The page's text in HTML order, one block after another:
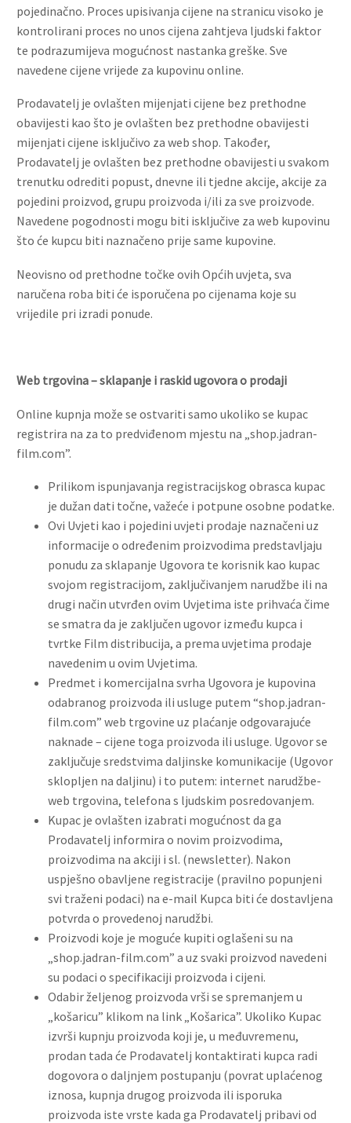
pojedinačno. Proces upisivanja cijene na stranicu visoko je
kontrolirani proces no unos cijena zahtjeva ljudski faktor
te podrazumijeva mogućnost nastanka greške. Sve
navedene cijene vrijede za kupovinu online.
Prodavatelj je ovlašten mijenjati cijene bez prethodne
obavijesti kao što je ovlašten bez prethodne obavijesti
mijenjati cijene isključivo za web shop. Također,
Prodavatelj je ovlašten bez prethodne obavijesti u svakom
trenutku odrediti popust, dnevne ili tjedne akcije, akcije za
pojedini proizvod, grupu proizvoda i/ili za sve proizvode.
Navedene pogodnosti mogu biti isključive za web kupovinu
što će kupcu biti naznačeno prije same kupovine.
Neovisno od prethodne točke ovih Općih uvjeta, sva
naručena roba biti će isporučena po cijenama koje su
vrijedile pri izradi ponude.
Web trgovina – sklapanje i raskid ugovora o prodaji
Online kupnja može se ostvariti samo ukoliko se kupac
registrira na za to predviđenom mjestu na „shop.jadran-
film.com”.
Prilikom ispunjavanja registracijskog obrasca kupac
je dužan dati točne, važeće i potpune osobne podatke.
Ovi Uvjeti kao i pojedini uvjeti prodaje naznačeni uz
informacije o određenim proizvodima predstavljaju
ponudu za sklapanje Ugovora te korisnik kao kupac
svojom registracijom, zaključivanjem narudžbe ili na
drugi način utvrđen ovim Uvjetima iste prihvaća čime
se smatra da je zaključen ugovor između kupca i
tvrtke Film distribucija, a prema uvjetima prodaje
navedenim u ovim Uvjetima.
Predmet i komercijalna svrha Ugovora je kupovina
odabranog proizvoda ili usluge putem “shop.jadran-
film.com” web trgovine uz plaćanje odgovarajuće
naknade – cijene toga proizvoda ili usluge. Ugovor se
zaključuje sredstvima daljinske komunikacije (Ugovor
sklopljen na daljinu) i to putem: internet narudžbe-
web trgovina, telefona s ljudskim posredovanjem.
Kupac je ovlašten izabrati mogućnost da ga
Prodavatelj informira o novim proizvodima,
proizvodima na akciji i sl. (newsletter). Nakon
uspješno obavljene registracije (pravilno popunjeni
svi traženi podaci) na e-mail Kupca biti će dostavljena
potvrda o provedenoj narudžbi.
Proizvodi koje je moguće kupiti oglašeni su na
„shop.jadran-film.com” a uz svaki proizvod navedeni
su podaci o specifikaciji proizvoda i cijeni.
Odabir željenog proizvoda vrši se spremanjem u
„košaricu” klikom na link „Košarica”. Ukoliko Kupac
izvrši kupnju proizvoda koji je, u međuvremenu,
prodan tada će Prodavatelj kontaktirati kupca radi
dogovora o daljnjem postupanju (povrat uplaćenog
iznosa, kupnja drugog proizvoda ili isporuka
proizvoda iste vrste kada ga Prodavatelj pribavi od